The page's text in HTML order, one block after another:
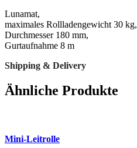
Lunamat,
maximales Rollladengewicht 30 kg,
Durchmesser 180 mm,
Gurtaufnahme 8 m
Shipping & Delivery
Ähnliche Produkte
Mini-Leitrolle